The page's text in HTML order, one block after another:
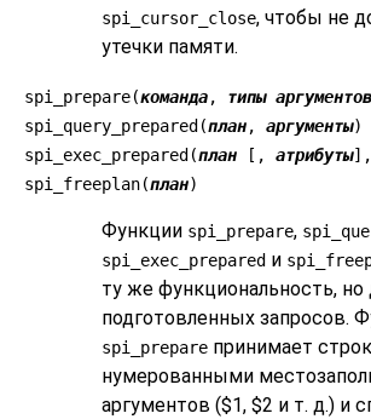
spi_cursor_close, чтобы не
утечки памяти.
spi_prepare(команда, типы аргументов
spi_query_prepared(план, аргументы)
spi_exec_prepared(план [, атрибуты],
spi_freeplan(план)
Функции spi_prepare,
spi_exec_prepared и
ту же функциональность, но
подготовленных запросов.
spi_prepare принимает
нумерованными
аргументов ($1, $2 и т. д.) и